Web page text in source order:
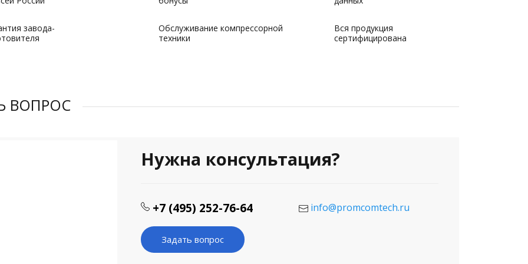
завода-
Обслуживание компрессорной
техники
Вся продукция
сертифицирована
ВОПРОС
Нужна консультация?
+7 (495) 252-76-64 info@promcomtech.ru
Задать вопрос